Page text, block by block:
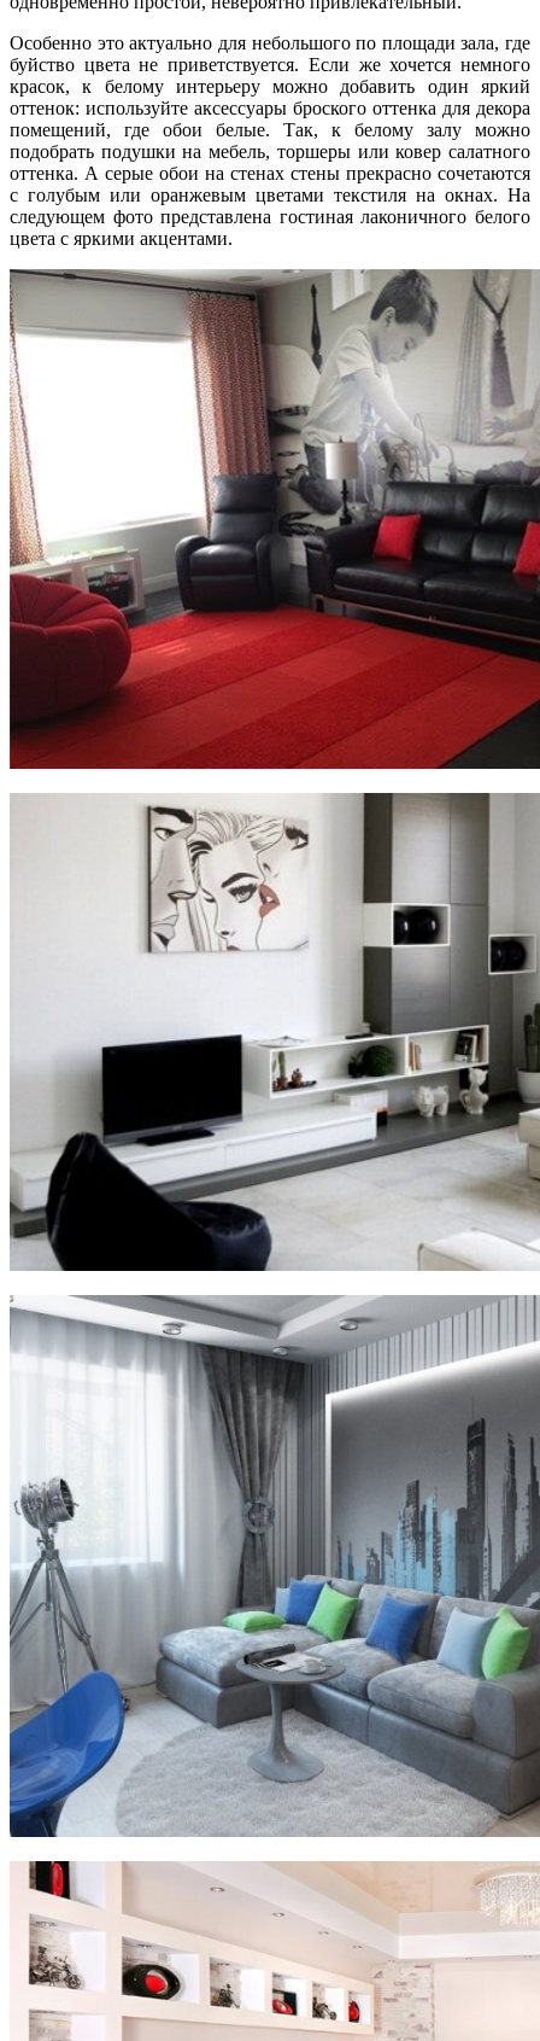
Особенно это актуально для небольшого по площади зала, где
буйство цвета не приветствуется. Если же хочется немного
красок, к белому интерьеру можно добавить один яркий
оттенок: используйте аксессуары броского оттенка для декора
помещений, где обои белые. Так, к белому залу можно
подобрать подушки на мебель, торшеры или ковер салатного
оттенка. А серые обои на стенах стены прекрасно сочетаются
с голубым или оранжевым цветами текстиля на окнах. На
следующем фото представлена гостиная лаконичного белого
цвета с яркими акцентами.